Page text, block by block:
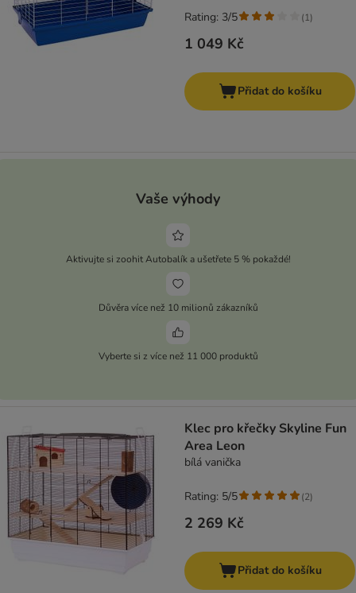
1 049 Kč
Rating: 3/5 (1)
Přidat do košíku
Vaše výhody
Aktivujte si zoohit Autobalík a ušetřete 5 % pokaždé!
Důvěra více než 10 milionů zákazníků
Vyberte si z více než 11 000 produktů
Klec pro křečky Skyline Fun
Area Leon
bílá vanička
2 269 Kč
Rating: 5/5 (2)
Přidat do košíku